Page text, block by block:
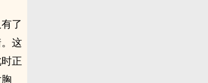
了
这
正